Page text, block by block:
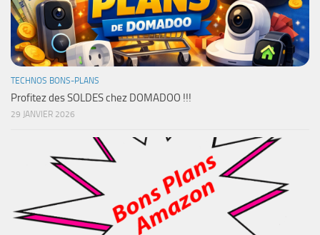
TECHNOS BONS-PLANS
Profitez des SOLDES chez DOMADOO !!!
29 JANVIER 2026